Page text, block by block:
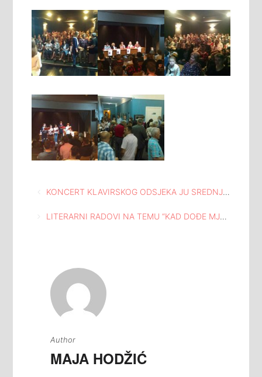
Navigacija
članaka
KONCERT KLAVIRSKOG ODSJEKA JU SREDNJE MUZIČKE ŠKOLE “ČESTMIR MIRKO DUŠEK” TUZLA U MEĐUNARODNOJ GALERIJI PORTRETA TUZLA
LITERARNI RADOVI NA TEMU “KAD DOĐE MJESEC MAJ” POVODOM 15.MAJA – DANA ODBRANE TUZLE NA KAMERNOJ SCENI DOMA MLADIH
Author
MAJA HODŽIĆ